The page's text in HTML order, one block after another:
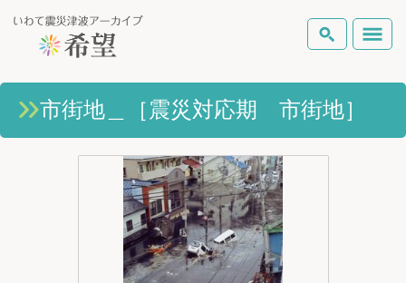
いわて震災津波アーカイブとは
ピックアップコンテンツ
地図から探す
市街地＿［震災対応期 市街地］